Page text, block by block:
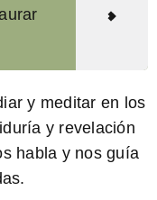
y meditar en los
y revelación
habla y nos guía